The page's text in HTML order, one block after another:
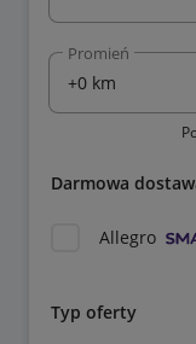
Promień
Darmowa
Allegro
Typ oferty